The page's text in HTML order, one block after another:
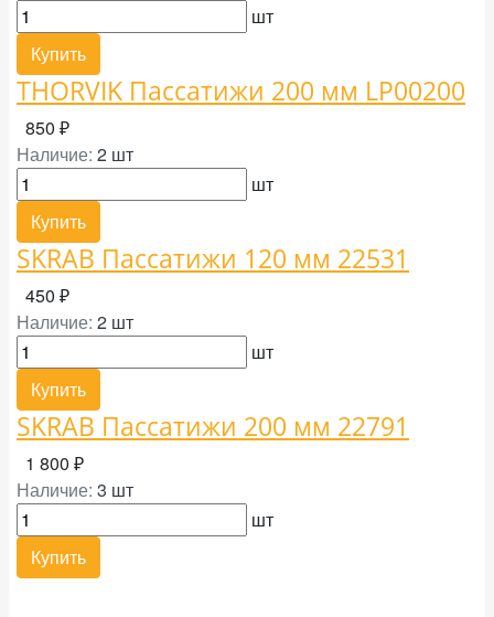
шт
Купить
THORVIK Пассатижи 200 мм LP00200
850 ₽
Наличие: 2 шт
шт
Купить
SKRAB Пассатижи 120 мм 22531
450 ₽
Наличие: 2 шт
шт
Купить
SKRAB Пассатижи 200 мм 22791
1 800 ₽
Наличие: 3 шт
шт
Купить